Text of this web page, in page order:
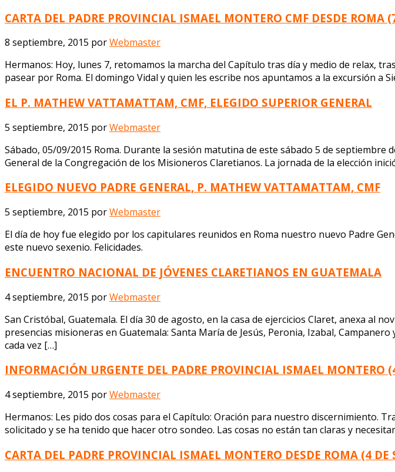
CARTA DEL PADRE PROVINCIAL ISMAEL MONTERO CMF DESDE ROMA
8 septiembre, 2015 porWebmaster
Hermanos: Hoy, lunes 7, retomamos la marcha del Capítulo tras día y medio de relax,
pasear por Roma. El domingo Vidal y quien les escribe nos apuntamos a la excursión a
EL P. MATHEW VATTAMATTAM, CMF, ELEGIDO SUPERIOR GENERAL
5 septiembre, 2015 porWebmaster
Sábado, 05/09/2015 Roma. Durante la sesión matutina de este sábado 5 de
General de la Congregación de los Misioneros Claretianos. La jornada de la elección
ELEGIDO NUEVO PADRE GENERAL, P. MATHEW VATTAMATTAM, CMF
5 septiembre, 2015 porWebmaster
El día de hoy fue elegido por los capitulares reunidos en Roma nuestro nuevo Padre
este nuevo sexenio. Felicidades.
ENCUENTRO NACIONAL DE JÓVENES CLARETIANOS EN GUATEMALA
4 septiembre, 2015 porWebmaster
San Cristóbal, Guatemala. El día 30 de agosto, en la casa de ejercicios Claret, anexa al
presencias misioneras en Guatemala: Santa María de Jesús, Peronia, Izabal,
cada vez […]
INFORMACIÓN URGENTE DEL PADRE PROVINCIAL ISMAEL MONTERO
4 septiembre, 2015 porWebmaster
Hermanos: Les pido dos cosas para el Capítulo: Oración para nuestro discernimiento.
solicitado y se ha tenido que hacer otro sondeo. Las cosas no están tan claras y
CARTA DEL PADRE PROVINCIAL ISMAEL MONTERO DESDE ROMA (4 DE